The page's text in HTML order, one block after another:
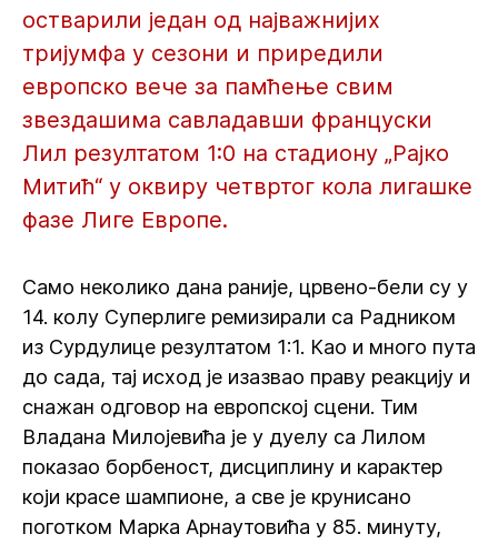
остварили један од најважнијих
тријумфа у сезони и приредили
европско вече за памћење свим
звездашима савладавши француски
Лил резултатом 1:0 на стадиону „Рајко
Митић“ у оквиру четвртог кола лигашке
фазе Лиге Европе.
Само неколико дана раније, црвено-бели су у
14. колу Суперлиге ремизирали са Радником
из Сурдулице резултатом 1:1. Као и много пута
до сада, тај исход је изазвао праву реакцију и
снажан одговор на европској сцени. Тим
Владана Милојевића је у дуелу са Лилом
показао борбеност, дисциплину и карактер
који красе шампионе, а све је крунисано
поготком Марка Арнаутовића у 85. минуту,